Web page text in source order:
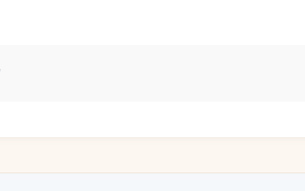
择，也间接带动了零售端销